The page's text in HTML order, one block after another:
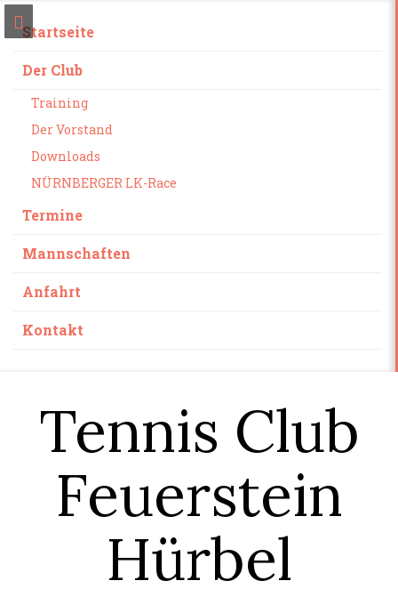
Startseite
Der Club
Training
Der Vorstand
Downloads
NÜRNBERGER LK-Race
Termine
Mannschaften
Anfahrt
Kontakt
Tennis Club
Feuerstein
Hürbel